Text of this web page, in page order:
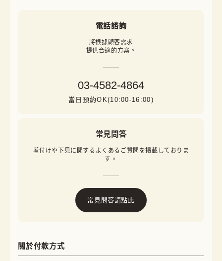
電話諮詢
將根據顧客需求
提供合適的方案。
03-4582-4864
當日預約OK(10:00-16:00)
常見問答
着付けや下見に関するよくあるご質問を掲載しておりま
す。
常見問答請點此
關於付款方式